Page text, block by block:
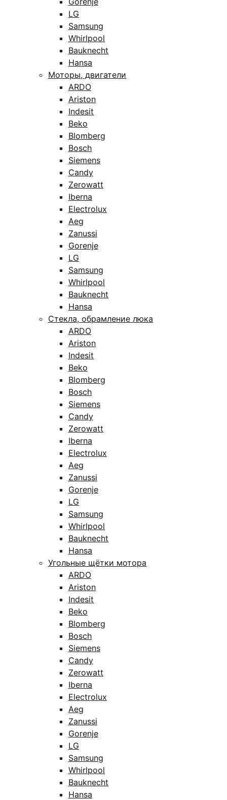
LG
Samsung
Whirlpool
Bauknecht
Hansa
Моторы, двигатели
ARDO
Ariston
Indesit
Beko
Blomberg
Bosch
Siemens
Candy
Zerowatt
Iberna
Electrolux
Aeg
Zanussi
Gorenje
LG
Samsung
Whirlpool
Bauknecht
Hansa
Стекла, обрамление люка
ARDO
Ariston
Indesit
Beko
Blomberg
Bosch
Siemens
Candy
Zerowatt
Iberna
Electrolux
Aeg
Zanussi
Gorenje
LG
Samsung
Whirlpool
Bauknecht
Hansa
Угольные щётки мотора
ARDO
Ariston
Indesit
Beko
Blomberg
Bosch
Siemens
Candy
Zerowatt
Iberna
Electrolux
Aeg
Zanussi
Gorenje
LG
Samsung
Whirlpool
Bauknecht
Hansa